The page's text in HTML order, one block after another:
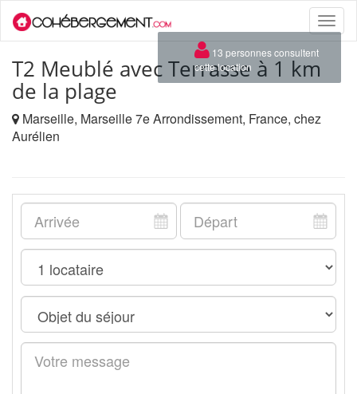
Toggle
T2 Meublé avec Terrasse à 1 km
de la plage
Marseille, Marseille 7e Arrondissement, France, chez
Aurélien
×
13 personnes consultent
cette location